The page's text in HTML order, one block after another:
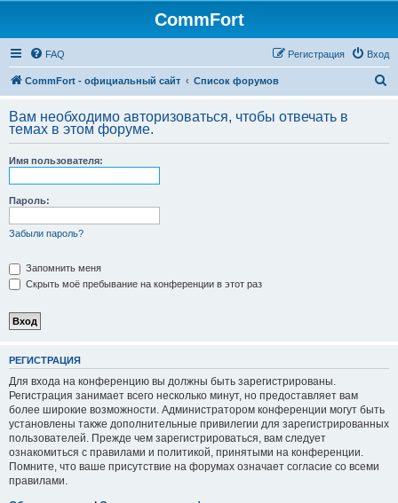
CommFort
FAQ Вход
Регистрация
CommFort - официальный сайт Список форумов
с
Вам необходимо авторизоваться, чтобы отвечать в
темах в этом форуме.
Имя пользователя:
Пароль:
Забыли пароль?
Запомнить меня
Скрыть моё пребывание на конференции в этот раз
РЕГИСТРАЦИЯ
Для входа на конференцию вы должны быть зарегистрированы.
Регистрация занимает всего несколько минут, но предоставляет вам
более широкие возможности. Администратором конференции могут быть
установлены также дополнительные привилегии для зарегистрированных
пользователей. Прежде чем зарегистрироваться, вам следует
ознакомиться с правилами и политикой, принятыми на конференции.
Помните, что ваше присутствие на форумах означает согласие со всеми
правилами.